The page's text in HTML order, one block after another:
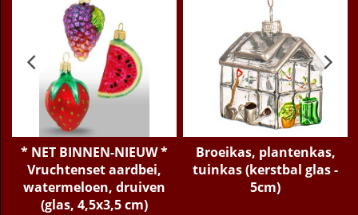
* NET BINNEN-NIEUW *
Vruchtenset aardbei,
watermeloen, druiven
(glas, 4,5x3,5 cm)
Broeikas, plantenkas,
tuinkas (kerstbal glas -
5cm)